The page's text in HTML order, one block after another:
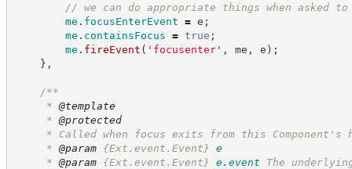
// we can do appropriate things when asked
me . focusEnterEvent = e ;
me . containsFocus = true ;
me . fireEvent ( ' focusenter' , me , e ) ;
} ,
/**
* @template
* @protected
* Called when focus exits from this Component's
* @param {Ext.event.Event}
e
* @param {Ext.event.Event} e.event
The